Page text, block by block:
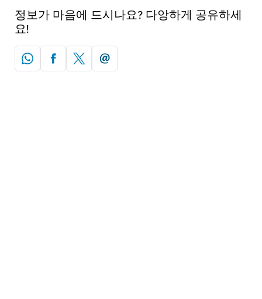
정보가 마음에 드시나요? 다앙하게 공유하세
요!